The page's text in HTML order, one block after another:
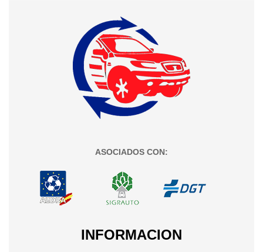
ASOCIADOS CON:
INFORMACION